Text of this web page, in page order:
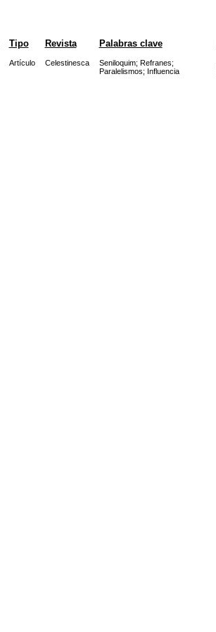
Tipo Revista Palabras clave
Artículo Celestinesca Seniloquim; Refranes;
Paralelismos; Influencia